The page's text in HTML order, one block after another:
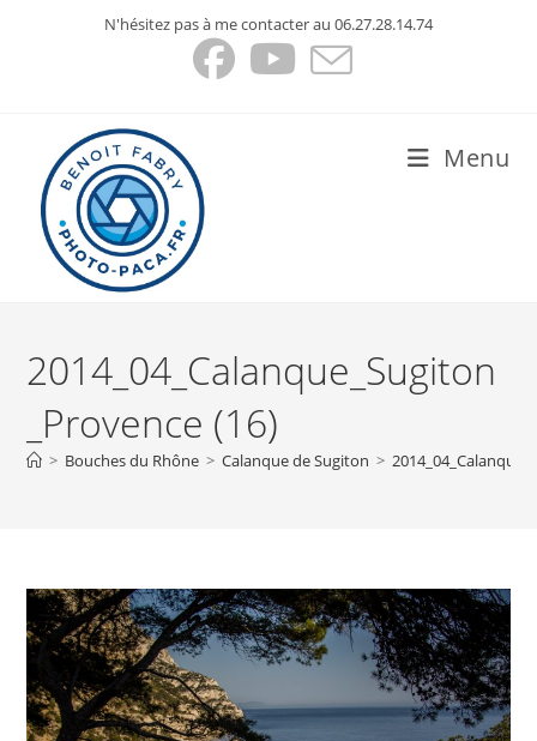
N'hésitez pas à me contacter au 06.27.28.14.74
Menu
2014_04_Calanque_Sugiton
_Provence (16)
> Bouches du Rhône > Calanque de Sugiton >